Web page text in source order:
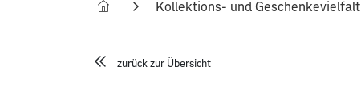
Kollektions- und Geschenkevielfalt
zurück zur Übersicht